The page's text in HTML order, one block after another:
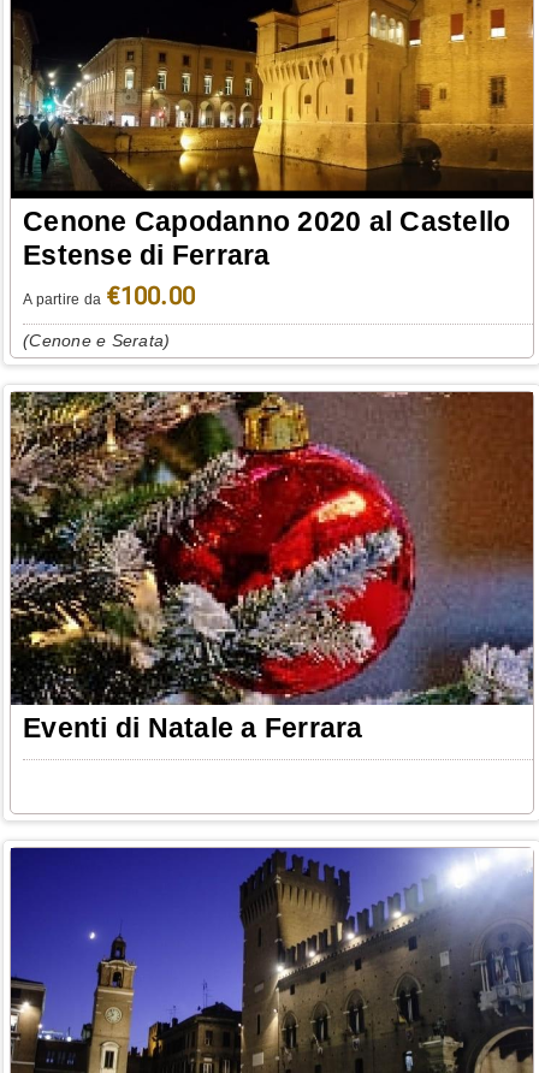
Cenone Capodanno 2020 al Castello
Estense di Ferrara
A partire da €100.00
(Cenone e Serata)
Eventi di Natale a Ferrara